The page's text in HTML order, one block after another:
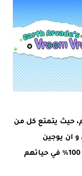
حيث يتمتع كل من
و ان يوجين
بالاكتفاء الذاتي ويتحكمون بنسبة 100% في حياتهم